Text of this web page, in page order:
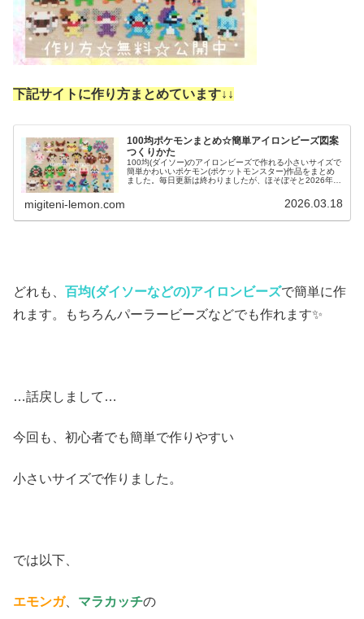
下記サイトに作り方まとめています↓ ↓
100均ポケモンまとめ☆簡単アイロンビーズ図案
つくりかた
100均(ダイソー)のアイロンビーズで作れる小さいサイズで
簡単かわいいポケモン(ポケットモンスター)作品をまとめ
ました。毎日更新は終わりましたが、ほそぼそと2026年も
migiteni-lemon.com 2026.03.18
どれも、 百均(ダイソーなどの)アイロンビーズで簡単に作
れます。もちろんパーラービーズなどでも作れます✨
…話戻しまして…
今回も、初心者でも簡単で作りやすい
小さいサイズで作りました。
では以下、
エモンガ、 マラカッチの